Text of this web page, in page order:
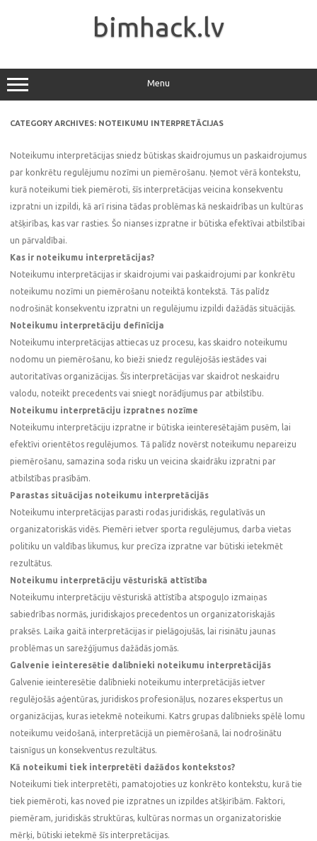
bimhack.lv
Menu
CATEGORY ARCHIVES: NOTEIKUMU INTERPRETĀCIJAS
Noteikumu interpretācijas sniedz būtiskas skaidrojumus un paskaidrojumus
par konkrētu regulējumu nozīmi un piemērošanu. Ņemot vērā kontekstu,
kurā noteikumi tiek piemēroti, šīs interpretācijas veicina konsekventu
izpratni un izpildi, kā arī risina tādas problēmas kā neskaidrības un kultūras
atšķirības, kas var rasties. Šo nianses izpratne ir būtiska efektīvai atbilstībai
un pārvaldībai.
Kas ir noteikumu interpretācijas?
Noteikumu interpretācijas ir skaidrojumi vai paskaidrojumi par konkrētu
noteikumu nozīmi un piemērošanu noteiktā kontekstā. Tās palīdz
nodrošināt konsekventu izpratni un regulējumu izpildi dažādās situācijās.
Noteikumu interpretāciju definīcija
Noteikumu interpretācijas attiecas uz procesu, kas skaidro noteikumu
nodomu un piemērošanu, ko bieži sniedz regulējošās iestādes vai
autoritatīvas organizācijas. Šīs interpretācijas var skaidrot neskaidru
valodu, noteikt precedents vai sniegt norādījumus par atbilstību.
Noteikumu interpretāciju izpratnes nozīme
Noteikumu interpretāciju izpratne ir būtiska ieinteresētajām pusēm, lai
efektīvi orientētos regulējumos. Tā palīdz novērst noteikumu nepareizu
piemērošanu, samazina soda risku un veicina skaidrāku izpratni par
atbilstības prasībām.
Parastas situācijas noteikumu interpretācijās
Noteikumu interpretācijas parasti rodas juridiskās, regulatīvās un
organizatoriskās vidēs. Piemēri ietver sporta regulējumus, darba vietas
politiku un valdības likumus, kur precīza izpratne var būtiski ietekmēt
rezultātus.
Noteikumu interpretāciju vēsturiskā attīstība
Noteikumu interpretāciju vēsturiskā attīstība atspoguļo izmaiņas
sabiedrības normās, juridiskajos precedentos un organizatoriskajās
praksēs. Laika gaitā interpretācijas ir pielāgojušās, lai risinātu jaunas
problēmas un sarežģījumus dažādās jomās.
Galvenie ieinteresētie dalībnieki noteikumu interpretācijās
Galvenie ieinteresētie dalībnieki noteikumu interpretācijās ietver
regulējošās aģentūras, juridiskos profesionāļus, nozares ekspertus un
organizācijas, kuras ietekmē noteikumi. Katrs grupas dalībnieks spēlē lomu
noteikumu veidošanā, interpretācijā un piemērošanā, lai nodrošinātu
taisnīgus un konsekventus rezultātus.
Kā noteikumi tiek interpretēti dažādos kontekstos?
Noteikumi tiek interpretēti, pamatojoties uz konkrēto kontekstu, kurā tie
tiek piemēroti, kas noved pie izpratnes un izpildes atšķirībām. Faktori,
piemēram, juridiskās struktūras, kultūras normas un organizatoriskie
mērķi, būtiski ietekmē šīs interpretācijas.